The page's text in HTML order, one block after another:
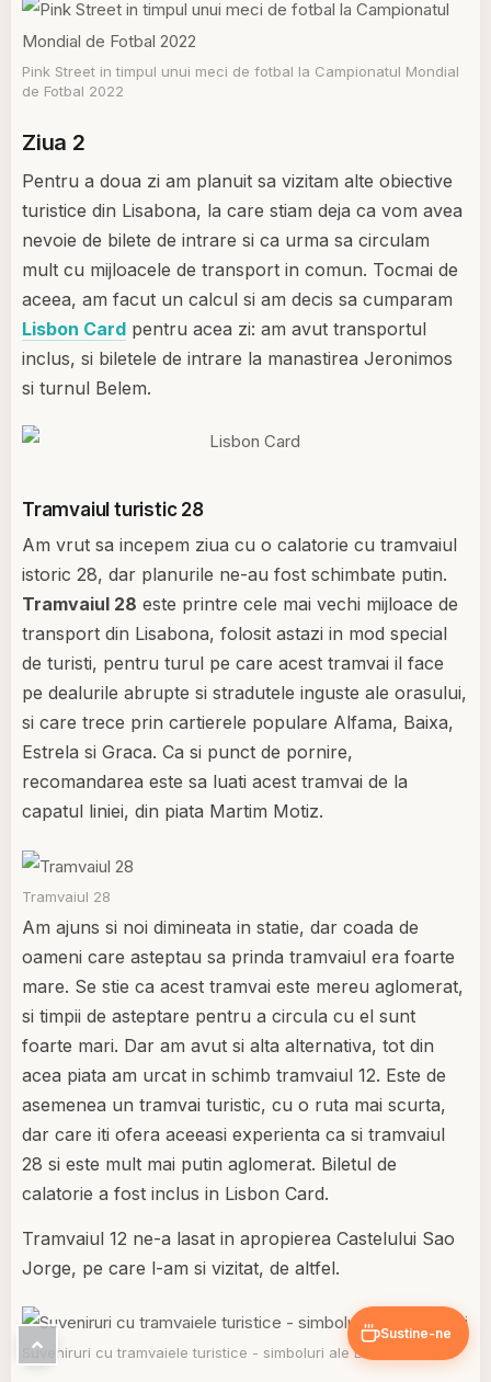
Pink Street in timpul unui meci de fotbal la Campionatul Mondial
de Fotbal 2022
Ziua 2
Pentru a doua zi am planuit sa vizitam alte obiective
turistice din Lisabona, la care stiam deja ca vom avea
nevoie de bilete de intrare si ca urma sa circulam
mult cu mijloacele de transport in comun. Tocmai de
aceea, am facut un calcul si am decis sa cumparam
Lisbon Card pentru acea zi: am avut transportul
inclus, si biletele de intrare la manastirea Jeronimos
si turnul Belem.
Tramvaiul turistic 28
Am vrut sa incepem ziua cu o calatorie cu tramvaiul
istoric 28, dar planurile ne-au fost schimbate putin.
Tramvaiul 28 este printre cele mai vechi mijloace de
transport din Lisabona, folosit astazi in mod special
de turisti, pentru turul pe care acest tramvai il face
pe dealurile abrupte si stradutele inguste ale orasului,
si care trece prin cartierele populare Alfama, Baixa,
Estrela si Graca. Ca si punct de pornire,
recomandarea este sa luati acest tramvai de la
capatul liniei, din piata Martim Motiz.
Tramvaiul 28
Am ajuns si noi dimineata in statie, dar coada de
oameni care asteptau sa prinda tramvaiul era foarte
mare. Se stie ca acest tramvai este mereu aglomerat,
si timpii de asteptare pentru a circula cu el sunt
foarte mari. Dar am avut si alta alternativa, tot din
acea piata am urcat in schimb tramvaiul 12. Este de
asemenea un tramvai turistic, cu o ruta mai scurta,
dar care iti ofera aceeasi experienta ca si tramvaiul
28 si este mult mai putin aglomerat. Biletul de
calatorie a fost inclus in Lisbon Card.
Tramvaiul 12 ne-a lasat in apropierea Castelului Sao
Jorge, pe care l-am si vizitat, de altfel.
Suveniruri cu tramvaiele turistice - simboluri ale Lisabonei
Sustine-ne